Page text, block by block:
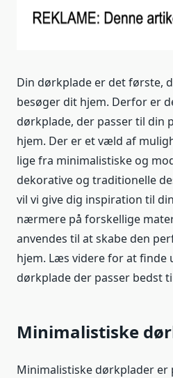
Din dørkplade er det første,
besøger dit hjem. Derfor er
dørkplade, der passer til din
hjem. Der er et væld af
lige fra minimalistiske og
dekorative og traditionelle
vil vi give dig inspiration til
nærmere på forskellige
anvendes til at skabe den
hjem. Læs videre for at finde
dørkplade der passer bedst
Minimalistiske
Minimalistiske dørkplader